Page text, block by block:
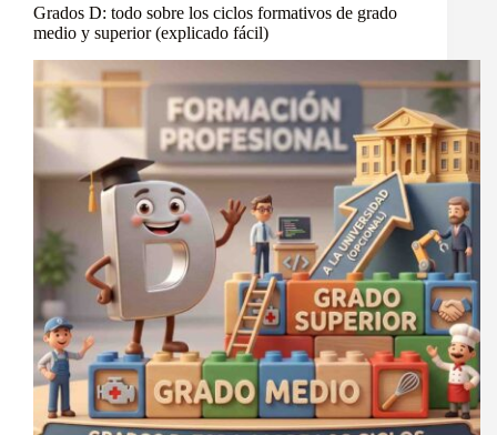
Grados D: todo sobre los ciclos formativos de grado
medio y superior (explicado fácil)